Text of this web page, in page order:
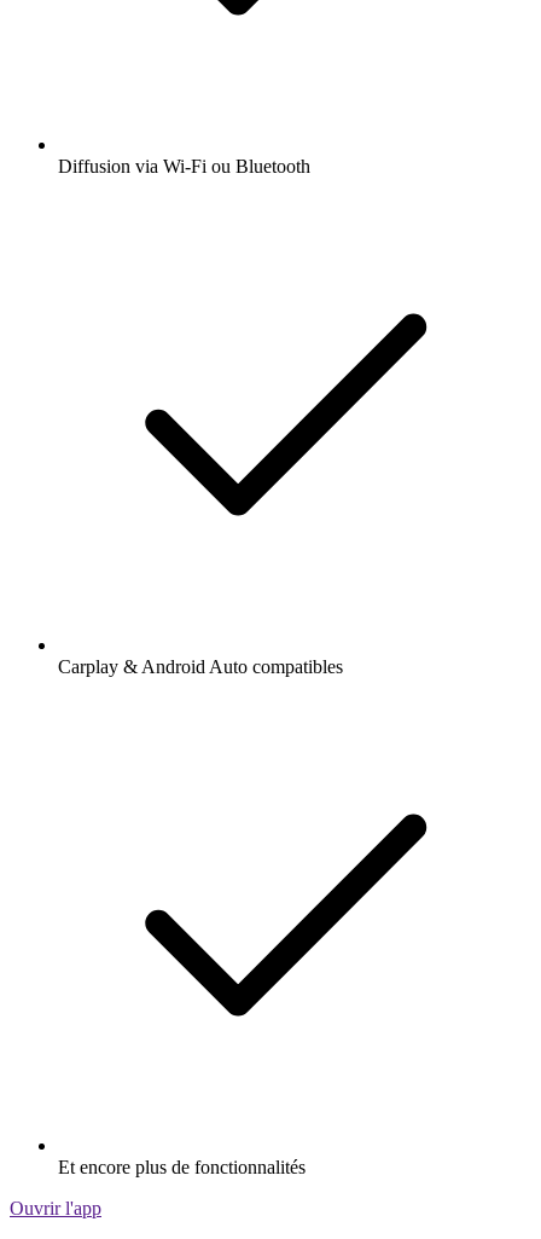
Diffusion via Wi-Fi ou Bluetooth
Carplay & Android Auto compatibles
Et encore plus de fonctionnalités
Ouvrir l'app